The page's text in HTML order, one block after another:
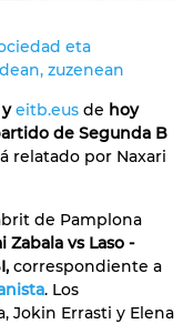
eta
zuzenean
yeitb.eus de hoy
de Segunda B
relatado por Naxari
de Pamplona
Zabala vs Laso -
correspondiente a
. Los
Jokin Errasti y Elena